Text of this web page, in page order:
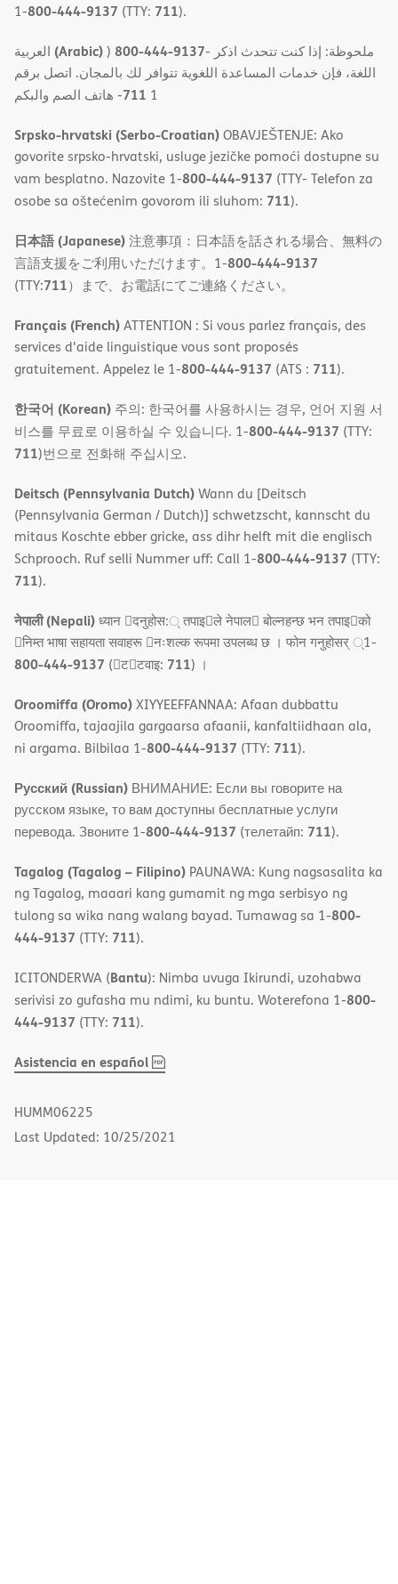
1-800-444-9137 (TTY: 711).
(Arabic)) 800-444-9137- ملحوظة: إذا كنت تتحدث اذكر
اللغة، فإن خدمات المساعدة اللغویة تتوافر لك بالمجان. اتصل برقم
1
711- ھاتف الصم والبكم
Srpsko-hrvatski (Serbo-Croatian)OBAVJEŠTENJE: Ako
govorite srpsko-hrvatski, usluge jezičke pomoći dostupne su
vam besplatno. Nazovite 1-800-444-9137 (TTY- Telefon za
osobe sa oštećenim govorom ili sluhom: 711).
日本語 (Japanese)注意事項：日本語を話される場合、無料の
言語支援をご利用いただけます。1-800-444-9137
(TTY:711）まで、お電話にてご連絡ください。
Français (French)ATTENTION : Si vous parlez français, des
services d'aide linguistique vous sont proposés
gratuitement. Appelez le 1-800-444-9137 (ATS : 711).
한국어 (Korean) 주의: 한국어를 사용하시는 경우, 언어 지원 서
비스를 무료로 이용하실 수 있습니다. 1-800-444-9137 (TTY:
711)번으로 전화해 주십시오.
Deitsch (Pennsylvania Dutch)Wann du [Deitsch
(Pennsylvania German / Dutch)] schwetzscht, kannscht du
mitaus Koschte ebber gricke, ass dihr helft mit die englisch
Schprooch. Ruf selli Nummer uff: Call 1-800-444-9137 (TTY:
711).
नेपाली (Nepali)ध्यान 􀇑दनुहोस:् तपाइ􀉍ले नेपाल􀈣 बोल्नहन्छ भन तपाइ􀉍को
􀇓निम्त भाषा सहायता सवाहरू 􀇓नःशल्क रूपमा उपलब्ध छ । फोन गनुहोसर् ्1-
800-444-9137 (􀇑ट􀇑टवाइ: 711) ।
Oroomiffa (Oromo)XIYYEEFFANNAA: Afaan dubbattu
Oroomiffa, tajaajila gargaarsa afaanii, kanfaltiidhaan ala,
ni argama. Bilbilaa 1-800-444-9137 (TTY: 711).
Русский (Russian) ВНИМАНИЕ: Если вы говорите на
русском языке, то вам доступны бесплатные услуги
перевода. Звоните 1-800-444-9137 (телетайп: 711).
Tagalog (Tagalog – Filipino) PAUNAWA: Kung nagsasalita ka
ng Tagalog, maaari kang gumamit ng mga serbisyo ng
tulong sa wika nang walang bayad. Tumawag sa 1-800-
444-9137 (TTY: 711).
ICITONDERWA (Bantu): Nimba uvuga Ikirundi, uzohabwa
serivisi zo gufasha mu ndimi, ku buntu. Woterefona 1-800-
444-9137 (TTY: 711).
Asistencia en español,
(opens
HUMM06225
Last Updated: 10/25/2021